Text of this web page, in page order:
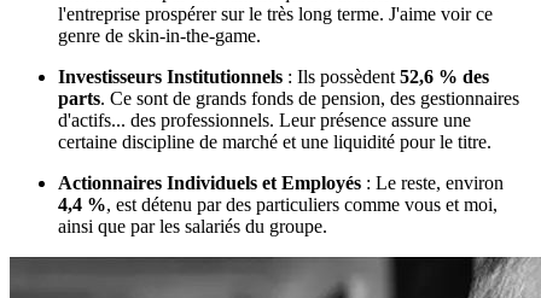
l'entreprise prospérer sur le très long terme. J'aime voir ce
genre de skin-in-the-game.
Investisseurs Institutionnels : Ils possèdent 52,6 % des
parts. Ce sont de grands fonds de pension, des gestionnaires
d'actifs... des professionnels. Leur présence assure une
certaine discipline de marché et une liquidité pour le titre.
Actionnaires Individuels et Employés : Le reste, environ
4,4 %, est détenu par des particuliers comme vous et moi,
ainsi que par les salariés du groupe.